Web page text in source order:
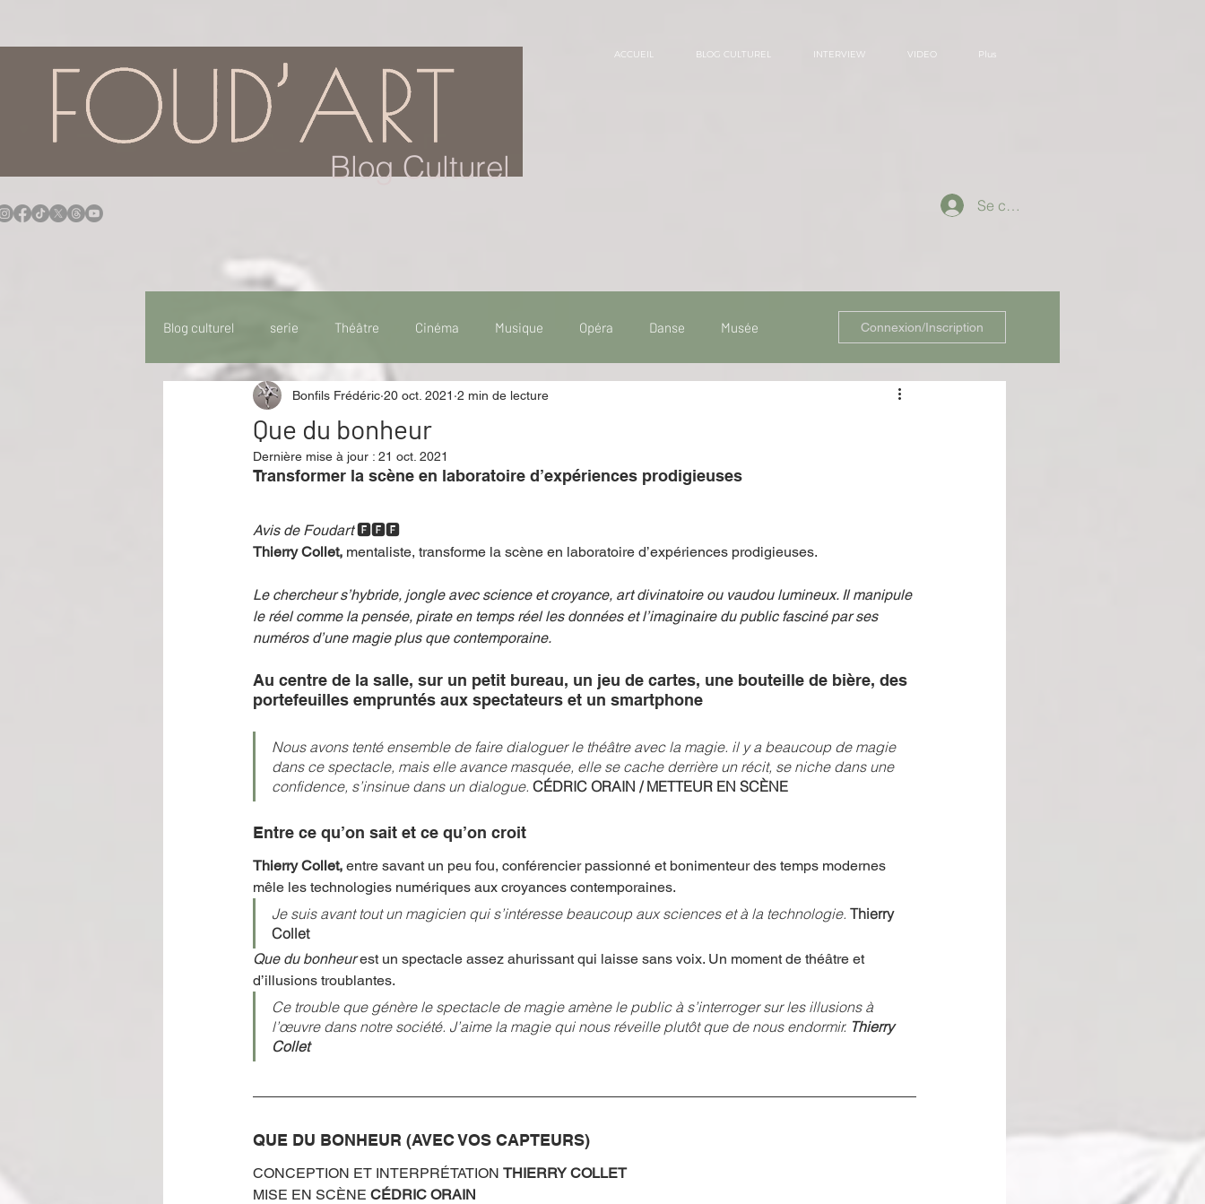
Blog Culturel
ACCUEIL BLOG CULTUREL INTERVIEW VIDEO Plus
Se connecter
Blog culturel serie Théâtre Cinéma Musique Opéra Danse Musée
Idées Sorties Idée de voyage Fooding - Restaurant
Performance Rire Récompense Festival Coup de coeur Instructif
Événement Validé par Romane. Spécial Famille
Offre spéciale Annuaire Théâtre - Musée Hommage
Connexion/Inscription
Que du bonheur
Bonfils Frédéric 20 oct. 2021 2 min de lecture
Dernière mise à jour : 21 oct. 2021
Transformer la scène en laboratoire d’expériences prodigieuses
Avis de Foudart 🅵🅵🅵
Thierry Collet, mentaliste, transforme la scène en laboratoire d’expériences prodigieuses.
Le chercheur s’hybride, jongle avec science et croyance, art divinatoire ou vaudou lumineux. Il manipule
le réel comme la pensée, pirate en temps réel les données et l’imaginaire du public fasciné par ses
numéros d’une magie plus que contemporaine.
Au centre de la salle, sur un petit bureau, un jeu de cartes, une bouteille de bière, des
portefeuilles empruntés aux spectateurs et un smartphone
Nous avons tenté ensemble de faire dialoguer le théâtre avec la magie. il y a beaucoup de magie
dans ce spectacle, mais elle avance masquée, elle se cache derrière un récit, se niche dans une
confidence, s’insinue dans un dialogue. CÉDRIC ORAIN / METTEUR EN SCÈNE
Entre ce qu’on sait et ce qu’on croit
Thierry Collet, entre savant un peu fou, conférencier passionné et bonimenteur des temps modernes
mêle les technologies numériques aux croyances contemporaines.
Je suis avant tout un magicien qui s’intéresse beaucoup aux sciences et à la technologie. Thierry
Collet
Que du bonheur est un spectacle assez ahurissant qui laisse sans voix. Un moment de théâtre et
d’illusions troublantes.
Ce trouble que génère le spectacle de magie amène le public à s’interroger sur les illusions à
l’œuvre dans notre société. J’aime la magie qui nous réveille plutôt que de nous endormir. Thierry
Collet
QUE DU BONHEUR (AVEC VOS CAPTEURS)
CONCEPTION ET INTERPRÉTATION THIERRY COLLET
MISE EN SCÈNE CÉDRIC ORAIN